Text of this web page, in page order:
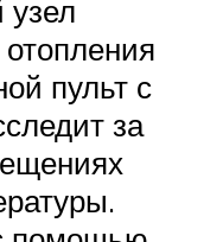
узел
пульт с
за